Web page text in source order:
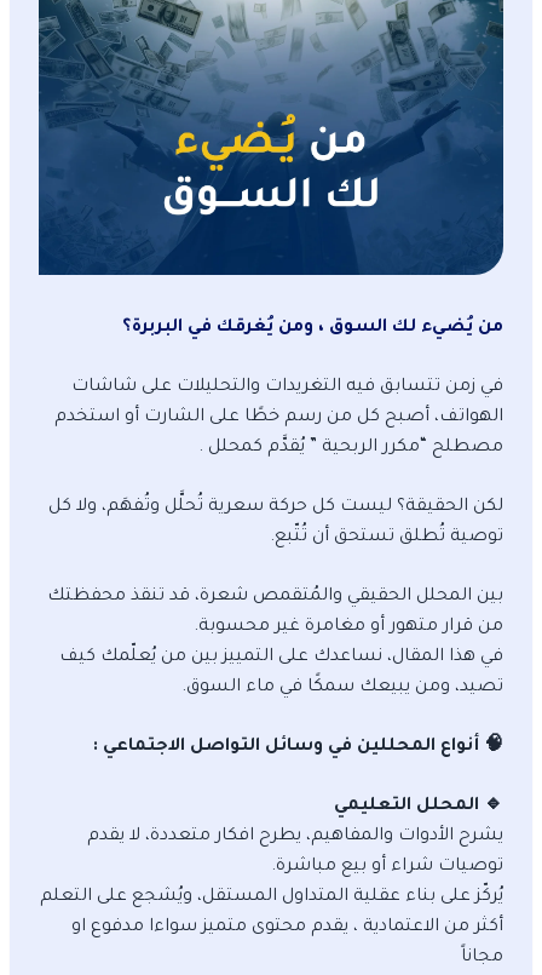
من يُضيء لك السوق ، ومن يُغرقك في البربرة؟
في زمن تتسابق فيه التغريدات والتحليلات على شاشات
الهواتف، أصبح كل من رسم خطًا على الشارت أو استخدم
مصطلح “مكرر الربحية ” يُقدَّم كمحلل .
لكن الحقيقة؟ ليست كل حركة سعرية تُحلَّل وتُفهَم، ولا كل
توصية تُطلق تستحق أن تُتّبع.
بين المحلل الحقيقي والمُتقمص شعرة، قد تنقذ محفظتك
من قرار متهور أو مغامرة غير محسوبة.
في هذا المقال، نساعدك على التمييز بين من يُعلّمك كيف
تصيد، ومن يبيعك سمكًا في ماء السوق.
🧠 أنواع المحللين في وسائل التواصل الاجتماعي :
🔹 المحلل التعليمي
يشرح الأدوات والمفاهيم، يطرح افكار متعددة، لا يقدم
توصيات شراء أو بيع مباشرة.
يُركّز على بناء عقلية المتداول المستقل، ويُشجع على التعلم
أكثر من الاعتمادية ، يقدم محتوى متميز سواءا مدفوع او
مجاناً